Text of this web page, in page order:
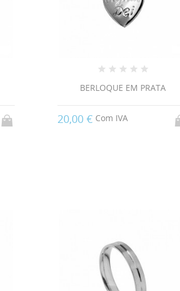
BERLOQUE EM PRATA
20,00 € Com IVA